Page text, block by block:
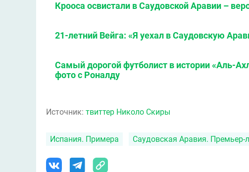
Крооса освистали в Саудовской Аравии –
21-летний Вейга: «Я уехал в Саудовскую
Самый дорогой футболист в истории «Аль-
фото с Роналду
Источник: твиттер Николо Скиры
Испания. Примера Саудовская Аравия. Премьер-